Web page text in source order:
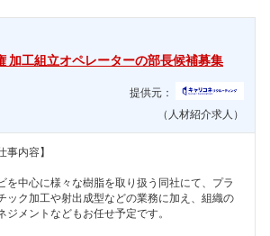
加工組立オペレーターの部長候補募集
提供元：
（人材紹介求人）
事内容】
を中心に様々な樹脂を取り扱う同社にて、プラ
ック加工や射出成型などの業務に加え、組織の
ジメントなどもお任せ予定です。